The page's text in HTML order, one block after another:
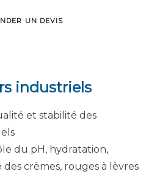
UN DEVIS
industriels
et stabilité des
du pH, hydratation,
crèmes, rouges à lèvres